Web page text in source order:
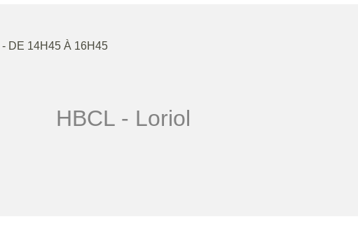
- DE 14H45 À 16H45
HBCL - Loriol